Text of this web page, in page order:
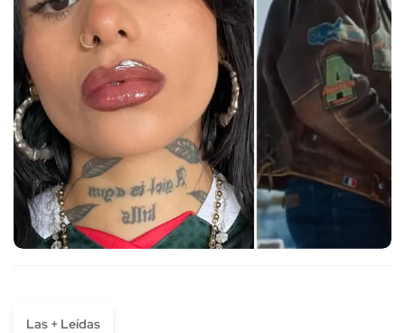
Las + Leídas